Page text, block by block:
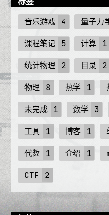
音乐游戏 4 量子力
课程笔记 5 计算 1
统计物理 2 目录 2
物理 8 热学 1
未完成 1 数学 3
工具 1 博客 1
代数 1 介绍 1
CTF 2